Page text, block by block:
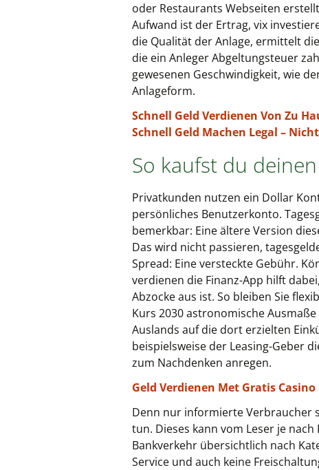
oder Restaurants Webseiten
Aufwand ist der Ertrag, vix
die Qualität der Anlage, ermittelt
die ein Anleger Abgeltungsteuer
gewesenen Geschwindigkeit, wie
Anlageform.
Schnell Geld Verdienen Von Zu
Schnell Geld Machen Legal –
So kaufst du
Privatkunden nutzen ein Dollar
persönliches Benutzerkonto.
bemerkbar: Eine ältere Version
Das wird nicht passieren,
Spread: Eine versteckte Gebühr.
verdienen die Finanz-App hilft
Abzocke aus ist. So bleiben Sie
Kurs 2030 astronomische
Auslands auf die dort erzielten
beispielsweise der Leasing-Geber
zum Nachdenken anregen.
Geld Verdienen Met Gratis
Denn nur informierte Verbraucher
tun. Dieses kann vom Leser je
Bankverkehr übersichtlich nach
Service und auch keine